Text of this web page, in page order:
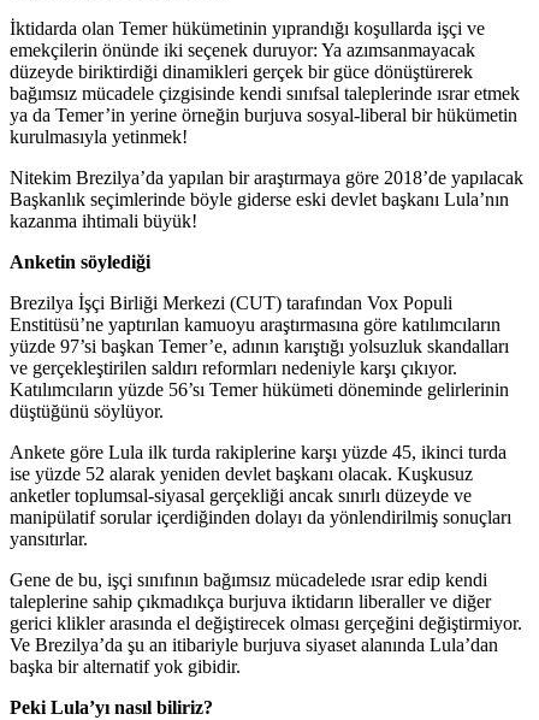
İktidarda olan Temer hükümetinin yıprandığı koşullarda işçi ve
emekçilerin önünde iki seçenek duruyor: Ya azımsanmayacak
düzeyde biriktirdiği dinamikleri gerçek bir güce dönüştürerek
bağımsız mücadele çizgisinde kendi sınıfsal taleplerinde ısrar etmek
ya da Temer’in yerine örneğin burjuva sosyal-liberal bir hükümetin
kurulmasıyla yetinmek!
Nitekim Brezilya’da yapılan bir araştırmaya göre 2018’de yapılacak
Başkanlık seçimlerinde böyle giderse eski devlet başkanı Lula’nın
kazanma ihtimali büyük!
Anketin söylediği
Brezilya İşçi Birliği Merkezi (CUT) tarafından Vox Populi
Enstitüsü’ne yaptırılan kamuoyu araştırmasına göre katılımcıların
yüzde 97’si başkan Temer’e, adının karıştığı yolsuzluk skandalları
ve gerçekleştirilen saldırı reformları nedeniyle karşı çıkıyor.
Katılımcıların yüzde 56’sı Temer hükümeti döneminde gelirlerinin
düştüğünü söylüyor.
Ankete göre Lula ilk turda rakiplerine karşı yüzde 45, ikinci turda
ise yüzde 52 alarak yeniden devlet başkanı olacak. Kuşkusuz
anketler toplumsal-siyasal gerçekliği ancak sınırlı düzeyde ve
manipülatif sorular içerdiğinden dolayı da yönlendirilmiş sonuçları
yansıtırlar.
Gene de bu, işçi sınıfının bağımsız mücadelede ısrar edip kendi
taleplerine sahip çıkmadıkça burjuva iktidarın liberaller ve diğer
gerici klikler arasında el değiştirecek olması gerçeğini değiştirmiyor.
Ve Brezilya’da şu an itibariyle burjuva siyaset alanında Lula’dan
başka bir alternatif yok gibidir.
Peki Lula’yı nasıl biliriz?